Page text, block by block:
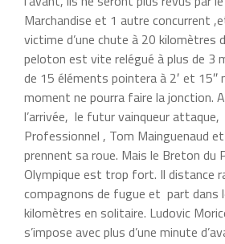
Marchandise et 1 autre concurrent
victime d’une chute à 20 kilomètres
peloton est vite relégué à plus de 3
de 15 éléments pointera à 2′ et 15″
moment ne pourra faire la jonction.
l’arrivée, le futur vainqueur attaque,
Professionnel , Tom Mainguenaud
prennent sa roue. Mais le Breton du
Olympique est trop fort. Il distance
compagnons de fugue et part dans
kilomètres en solitaire. Ludovic
s’impose avec plus d’une minute